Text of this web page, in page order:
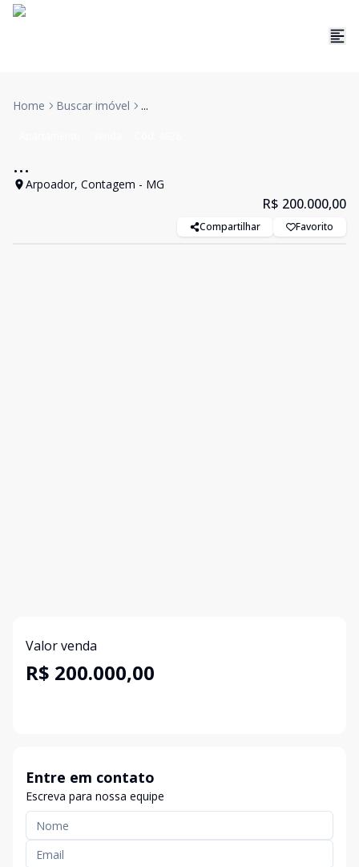
Home Buscar imóvel ...
...
Arpoador, Contagem - MG
R$ 200.000,00
Compartilhar Favorito
Valor venda
R$ 200.000,00
Entre em contato
Escreva para nossa equipe